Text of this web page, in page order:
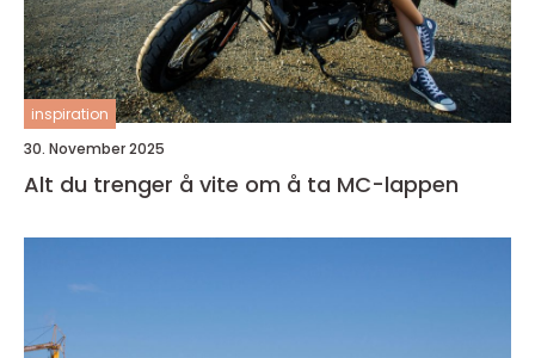
inspiration
30. November 2025
Alt du trenger å vite om å ta MC-lappen